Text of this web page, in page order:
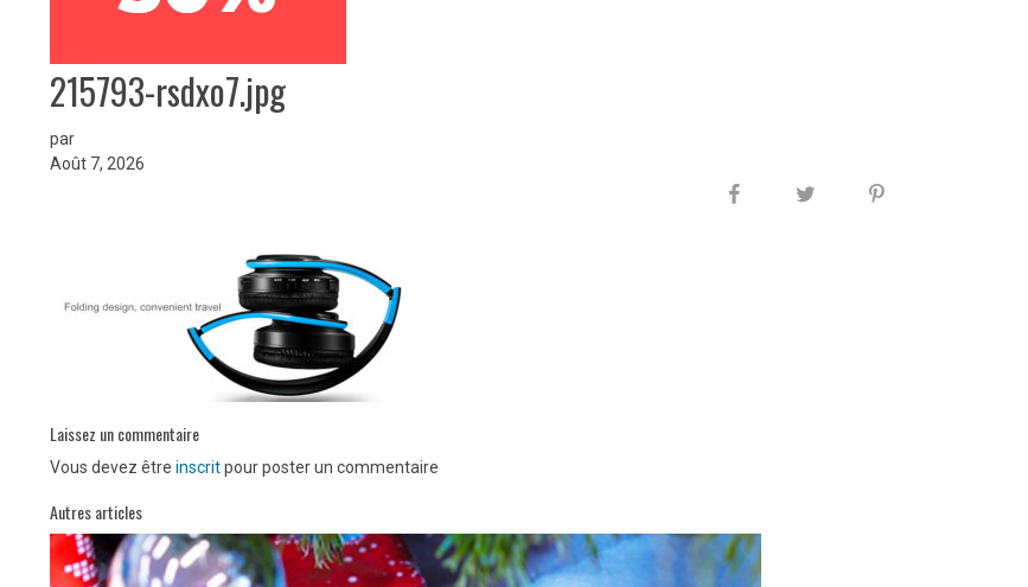
215793-rsdxo7.jpg
par
Août 7, 2026
Laissez un commentaire
Vous devez être inscritpour poster un commentaire
Autres articles